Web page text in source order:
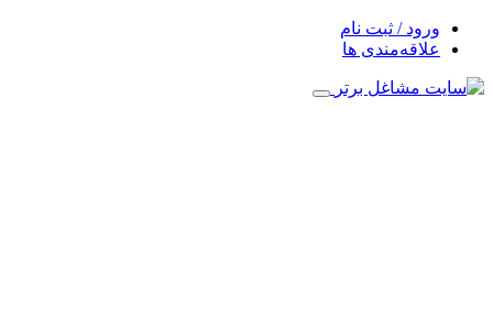
ورود / ثبت نام
علاقه‌مندی ها